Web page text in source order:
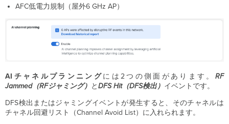
AFC低電力規制（屋外6 GHz AP）
AIチャネルプランニングには2つの側面があります。 RF
Jammed（RFジャミング） とDFS Hit（DFS検出） イベントです。
DFS検出またはジャミングイベントが発生すると、そのチャネルは
チャネル回避リスト（Channel Avoid List）に入れられます。